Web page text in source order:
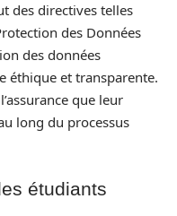
des directives telles
des Données
des données
éthique et transparente.
que leur
long du processus
étudiants